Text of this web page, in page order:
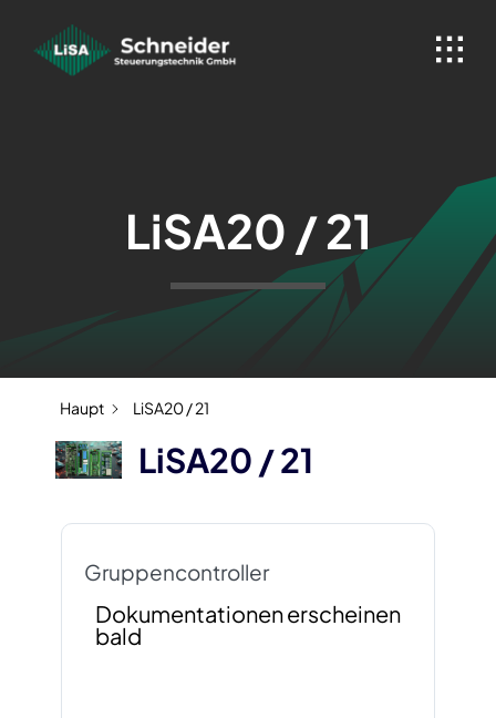
LiSA20 / 21
Haupt LiSA20 / 21
LiSA20 / 21
Gruppencontroller
Dokumentationen erscheinen
bald